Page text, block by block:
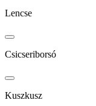
Lencse
Csicseriborsó
Kuszkusz